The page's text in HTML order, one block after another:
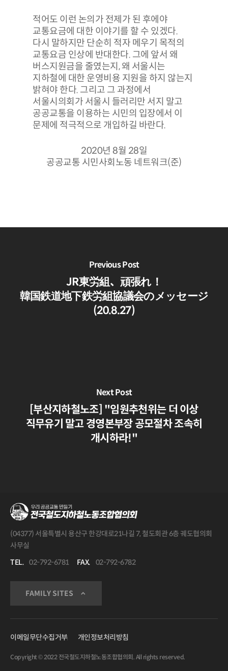
적어도 이런 논의가 전제가 된 후에야
교통요금에 대한 이야기를 할 수 있겠다.
다시 말하지만 단순히 적자 메우기 목적의
교통요금 인상에 반대한다. 그에 앞서 왜
버스지원금을 줄였는지, 왜 서울시는
지하철에 대한 운영비용 지원을 하지 않는지
밝혀야 한다. 그리고 그 과정에서
서울시의회가 서울시 들러리만 서지 말고
공공교통을 이용하는 시민의 입장에서 이
문제에 적극적으로 개입하길 바란다.
2020년 8월 28일
공공교통 시민사회노동 네트워크(준)
Previous Post
JR東労組、頑張れ！
韓国鉄道地下鉄労組協議会のメッセージ
(20.8.27)
Next Post
[부산지하철노조] "임원추천위는 더 이상
직무유기 말고 경영본부장 공모절차 조속히
개시하라!"
(04377) 서울특별시 용산구 한강대로21나길 7, 철도회관 6층 궤도협의회
사무실
TEL. 02-792-6781 FAX. 02-792-6782
FAMILY SITES
이메일무단수집거부 개인정보처리방침
Copyright © 2022 전국철도지하철노동조합협의회. All rights reserved.